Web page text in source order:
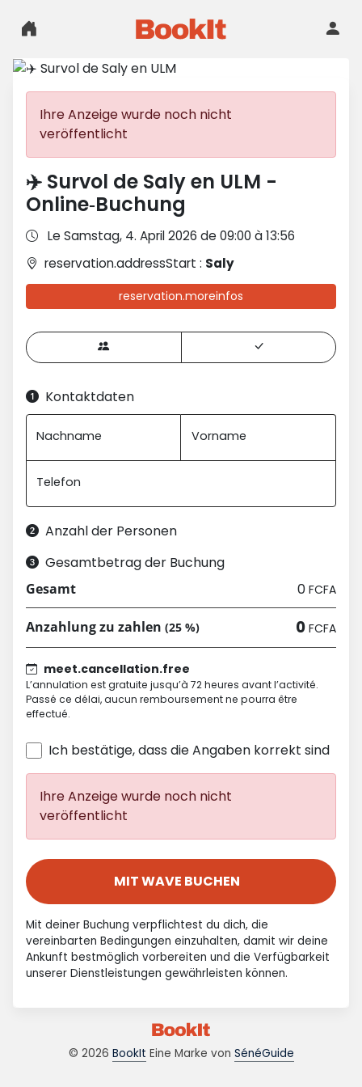
Ihre Anzeige wurde noch nicht
veröffentlicht
✈️ Survol de Saly en ULM -
Online‑Buchung
Le Samstag, 4. April 2026 de 09:00 à 13:56
reservation.addressStart : Saly
reservation.moreinfos
Kontaktdaten
Nachname Vorname
Telefon
Anzahl der Personen
Gesamtbetrag der Buchung
Gesamt 0 FCFA
Anzahlung zu zahlen(25 %) 0 FCFA
meet.cancellation.free
L’annulation est gratuite jusqu’à 72 heures avant l’activité.
Passé ce délai, aucun remboursement ne pourra être
effectué.
Ich bestätige, dass die Angaben korrekt sind
Ihre Anzeige wurde noch nicht
veröffentlicht
MIT WAVE BUCHEN
Mit deiner Buchung verpflichtest du dich, die
vereinbarten Bedingungen einzuhalten, damit wir deine
Ankunft bestmöglich vorbereiten und die Verfügbarkeit
unserer Dienstleistungen gewährleisten können.
© 2026 BookIt Eine Marke von SénéGuide